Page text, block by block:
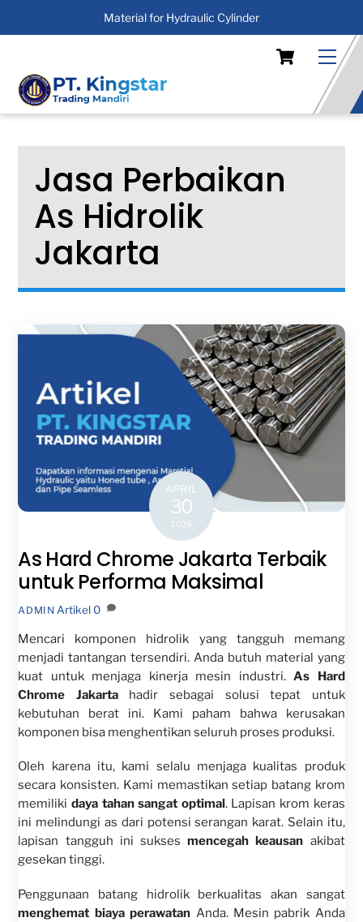
Material for Hydraulic Cylinder
content
Cart
Jasa Perbaikan
As Hidrolik
Jakarta
APRIL
30
2026
As Hard Chrome Jakarta Terbaik
untuk Performa Maksimal
ADMIN Artikel 0
Mencari komponen hidrolik yang tangguh memang
menjadi tantangan tersendiri. Anda butuh material yang
kuat untuk menjaga kinerja mesin industri. As Hard
Chrome Jakartahadir sebagai solusi tepat untuk
kebutuhan berat ini. Kami paham bahwa kerusakan
komponen bisa menghentikan seluruh proses produksi.
Oleh karena itu, kami selalu menjaga kualitas produk
secara konsisten. Kami memastikan setiap batang krom
memilikidaya tahan sangat optimal. Lapisan krom keras
ini melindungi as dari potensi serangan karat. Selain itu,
lapisan tangguh ini suksesmencegah keausan akibat
gesekan tinggi.
Penggunaan batang hidrolik berkualitas akan sangat
menghemat biaya perawatan Anda. Mesin pabrik Anda